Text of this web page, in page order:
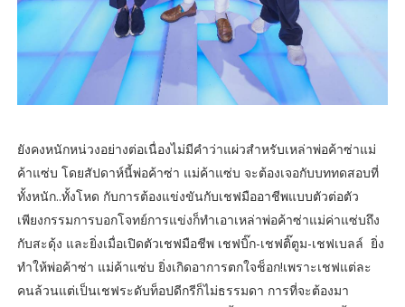
ยังคงหนักหน่วงอย่างต่อเนื่องไม่มีคำว่าแผ่วสำหรับเหล่าพ่อค้าซ่าแม่
ค้าแซ่บ โดยสัปดาห์นี้พ่อค้าซ่า แม่ค้าแซ่บ จะต้องเจอกับบททดสอบที่
ทั้งหนัก..ทั้งโหด กับการต้องแข่งขันกับเชฟมืออาชีพแบบตัวต่อตัว
เพียงกรรมการบอกโจทย์การแข่งก็ทำเอาเหล่าพ่อค้าซ่าแม่ค่าแซ่บถึง
กับสะดุ้ง และยิ่งเมื่อเปิดตัวเชฟมือชีพ เชฟบิ๊ก-เชฟติ๊ตูม-เชฟเบลล์ ยิ่ง
ทำให้พ่อค้าซ่า แม่ค้าแซ่บ ยิ่งเกิดอาการตกใจช็อก!เพราะเชฟแต่ละ
คนล้วนแต่เป็นเชฟระดับท็อปดีกรีก็ไม่ธรรมดา การที่จะต้องมา